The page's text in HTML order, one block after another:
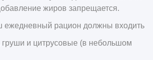
жиров запрещается.
ежедневный рацион должны входить
груши и цитрусовые (в небольшом